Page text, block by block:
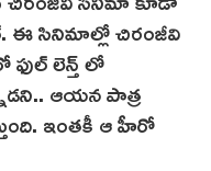
ఈ సినిమాల్లో చిరంజీవి
లెన్త్ లో
ఆయన పాత్ర
ఇంతకీ ఆ హీరో